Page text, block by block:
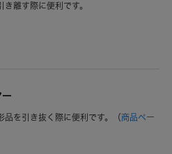
き離す際に便利です。
品を引き抜く際に便利です。 （商品ペー